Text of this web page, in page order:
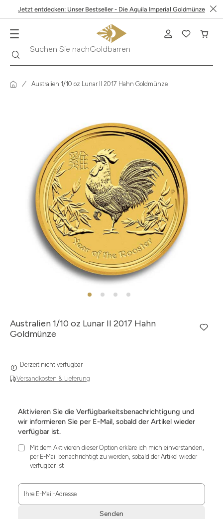
Jetzt entdecken: Unser Bestseller - Die Aguila Imperial Goldmünze
Suchen Sie nach
Goldbarren
Australien 1/10 oz Lunar II 2017 Hahn Goldmünze
Australien 1/10 oz Lunar II 2017 Hahn
Goldmünze
Versandkosten & Lieferung
Derzeit nicht verfügbar
Aktivieren Sie die Verfügbarkeitsbenachrichtigung und
wir informieren Sie per E-Mail, sobald der Artikel wieder
verfügbar ist.
Mit dem Aktivieren dieser Option erkläre ich mich einverstanden,
per E-Mail benachrichtigt zu werden, sobald der Artikel wieder
verfügbar ist
Ihre E-Mail-Adresse
Senden